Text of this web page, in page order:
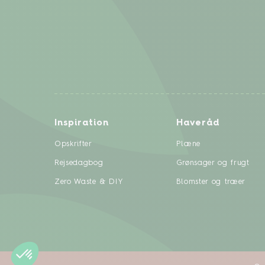
Inspiration
Opskrifter
Rejsedagbog
Zero Waste & DIY
Haveråd
Plæne
Grønsager og frugt
Blomster og træer